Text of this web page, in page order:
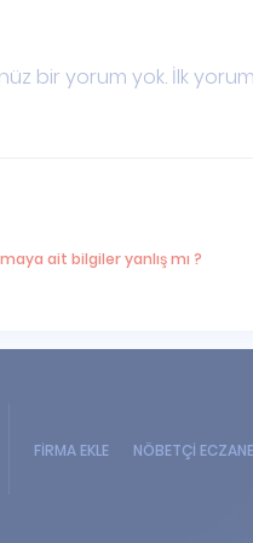
bir yorum yok. İlk
ait bilgiler yanlış mı ?
FİRMA EKLE NÖBETÇİ